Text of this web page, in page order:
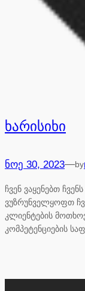
ხარისიხი
ნოე 30, 2023—by
ჩვენ ვაყენებთ
ვუზრუნველყოფთ
კლიენტების
კომპეტენციების